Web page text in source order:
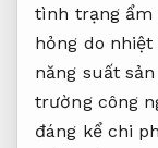
tình trạng ẩm
hỏng do nhiệt
năng suất
trường công
đáng kể chi